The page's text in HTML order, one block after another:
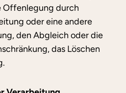
Offenlegung durch
oder eine andere
den Abgleich oder die
das Löschen